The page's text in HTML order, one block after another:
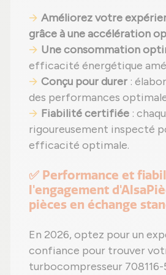
Améliorez votre
grâce à une accélération
Une consommation
efficacité énergétique
Conçu pour durer :
des performances
Fiabilité certifiée :
rigoureusement inspecté
efficacité optimale.
✅ Performance et
l'engagement
pièces en échange
En 2026, optez pour un
confiance pour trouver
turbocompresseur 708116-